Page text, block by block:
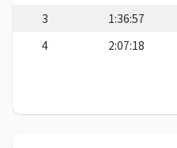
3
1:36:57
4
2:07:18